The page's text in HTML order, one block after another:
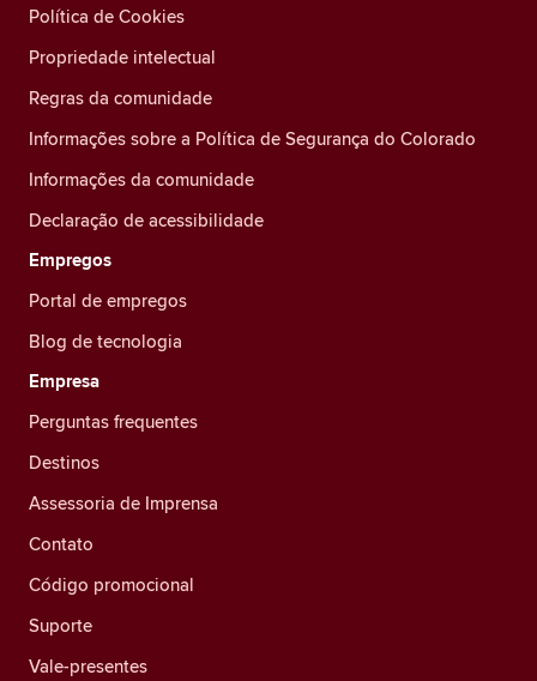
Política de Cookies
Propriedade intelectual
Regras da comunidade
Informações sobre a Política de Segurança do Colorado
Informações da comunidade
Declaração de acessibilidade
Empregos
Portal de empregos
Blog de tecnologia
Empresa
Perguntas frequentes
Destinos
Assessoria de Imprensa
Contato
Código promocional
Suporte
Vale-presentes